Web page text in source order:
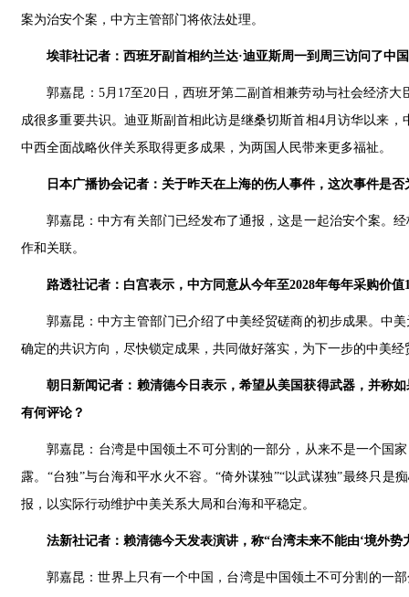
案为治安个案，中方主管部门将依法处理。
埃菲社记者：西班牙副首相约兰达·迪亚斯周一到周三访问了中
郭嘉昆：5月17至20日，西班牙第二副首相兼劳动与社会经济
成很多重要共识。迪亚斯副首相此访是继桑切斯首相4月访华以来
中西全面战略伙伴关系取得更多成果，为两国人民带来更多福祉。
日本广播协会记者：关于昨天在上海的伤人事件，这次事件是
郭嘉昆：中方有关部门已经发布了通报，这是一起治安个案。
作和关联。
路透社记者：白宫表示，中方同意从今年至2028年每年采购价
郭嘉昆：中方主管部门已介绍了中美经贸磋商的初步成果。中
确定的共识方向，尽快锁定成果，共同做好落实，为下一步的中美
朝日新闻记者：赖清德今日表示，希望从美国获得武器，并称
有何评论？
郭嘉昆：台湾是中国领土不可分割的一部分，从来不是一个国
露。“台独”与台海和平水火不容。“倚外谋独”“以武谋独”最终只
报，以实际行动维护中美关系大局和台海和平稳定。
法新社记者：赖清德今天发表演讲，称“台湾未来不能由‘境外
郭嘉昆：世界上只有一个中国，台湾是中国领土不可分割的一